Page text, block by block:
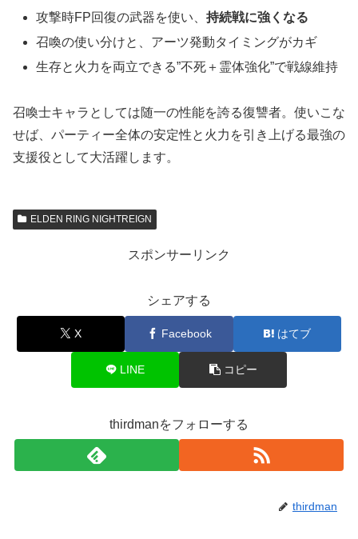
攻撃時FP回復の武器を使い、持続戦に強くなる
召喚の使い分けと、アーツ発動タイミングがカギ
生存と火力を両立できる”不死＋霊体強化”で戦線維持
召喚士キャラとしては随一の性能を誇る復讐者。使いこな
せば、パーティー全体の安定性と火力を引き上げる最強の
支援役として大活躍します。
ELDEN RING NIGHTREIGN
スポンサーリンク
シェアする
X Facebook はてブ
LINE コピー
thirdmanをフォローする
thirdman